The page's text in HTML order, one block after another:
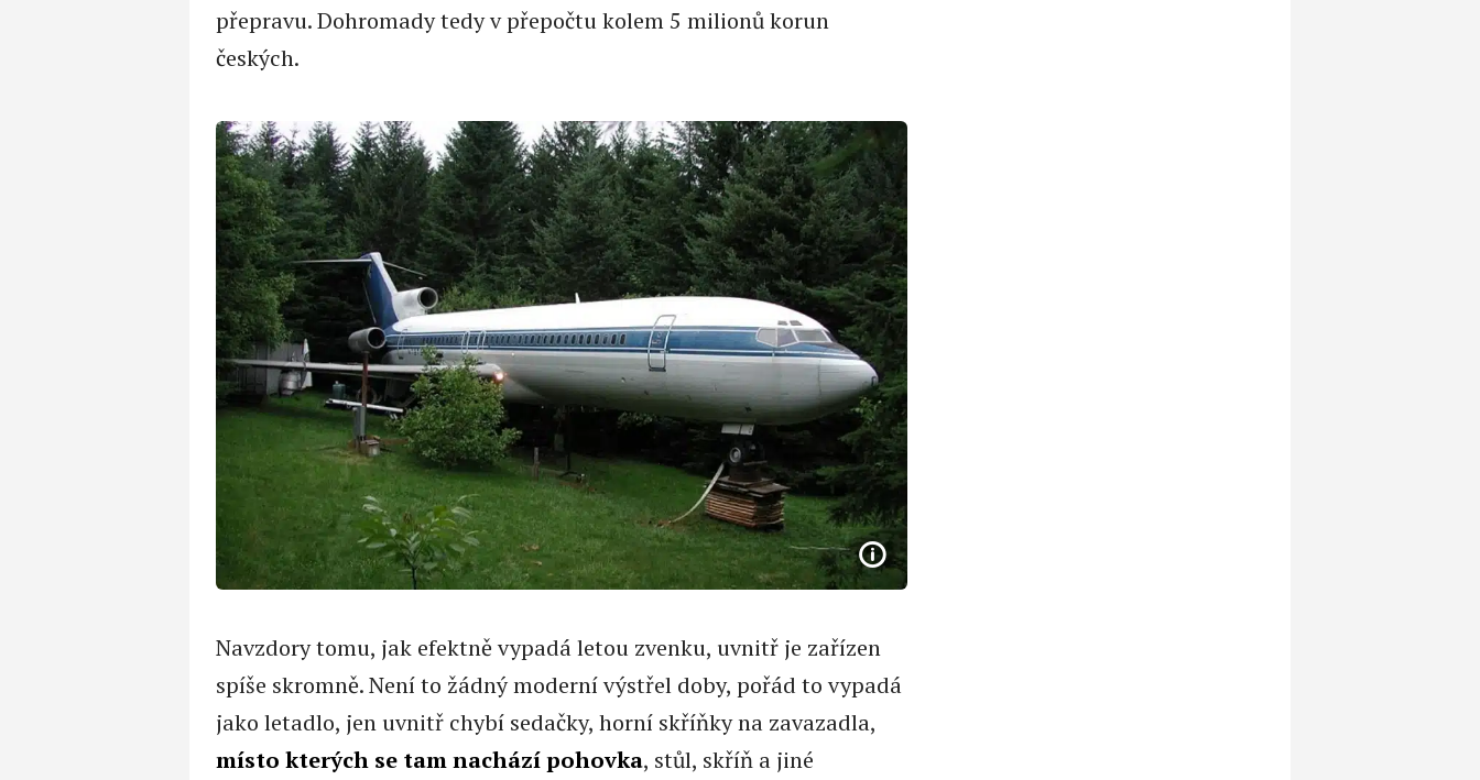
přepravu. Dohromady tedy v přepočtu kolem 5 milionů korun
českých.
Navzdory tomu, jak efektně vypadá letou zvenku, uvnitř je zařízen
spíše skromně. Není to žádný moderní výstřel doby, pořád to vypadá
jako letadlo, jen uvnitř chybí sedačky, horní skříňky na zavazadla,
místo kterých se tam nachází pohovka, stůl, skříň a jiné